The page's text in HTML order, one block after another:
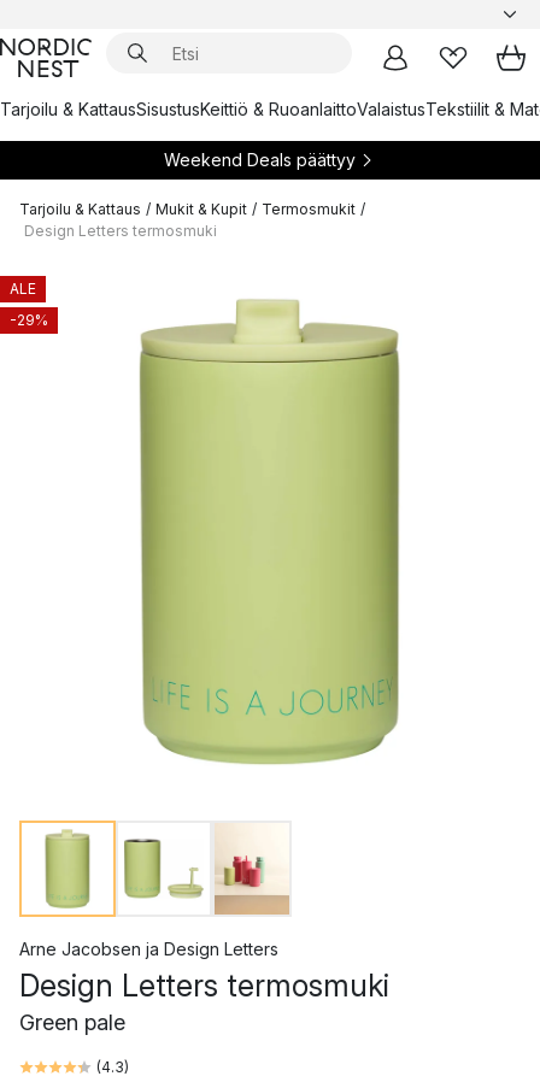
Tarjoilu & KattausSisustusKeittiö & RuoanlaittoValaistusTekstiilit &
Weekend Deals päättyy
Tarjoilu & Kattaus / Mukit & Kupit / Termosmukit /
Design Letters termosmuki
ALE
-29%
Arne Jacobsen ja Design Letters
Design Letters termosmuki
Green pale
(4.3)